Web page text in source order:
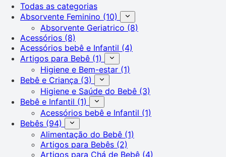
Todas as categorias
Absorvente Feminino (10)
Absorvente Geriatrico (8)
Acessórios (8)
Acessórios bebê e Infantil (4)
Artigos para Bebê (1)
Higiene e Bem-estar (1)
Bebê e Criança (3)
Higiene e Saúde do Bebê (3)
Bebê e Infantil (1)
Acessórios bebê e Infantil (1)
Bebês (94)
Alimentação do Bebê (1)
Artigos para Bebês (2)
Artigos para Chá de Bebê (4)